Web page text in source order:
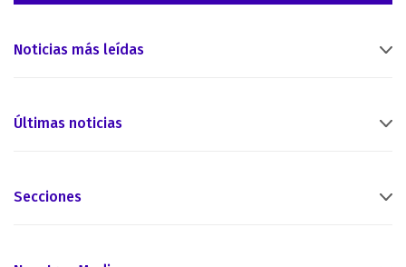
Noticias más leídas
Últimas noticias
Secciones